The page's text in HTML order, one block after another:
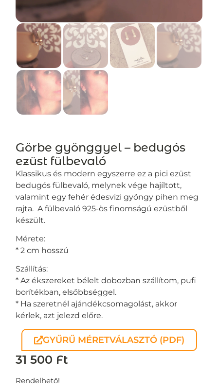
Görbe gyönggyel – bedugós
ezüst fülbevaló
Klassikus és modern egyszerre ez a pici ezüst
bedugós fülbevaló, melynek vége hajíltott,
valamint egy fehér édesvizi gyöngy pihen meg
rajta. A fülbevaló 925-ös finomságú ezüstből
készült.
Mérete:
* 2 cm hosszú
Szállítás:
* Az ékszereket bélelt dobozban szállítom, pufi
borítékban, elsőbbséggel.
* Ha szeretnél ajándékcsomagolást, akkor
kérlek, azt jelezd előre.
GYŰRŰ MÉRETVÁLASZTÓ (PDF)
31 500 Ft
Rendelhető!